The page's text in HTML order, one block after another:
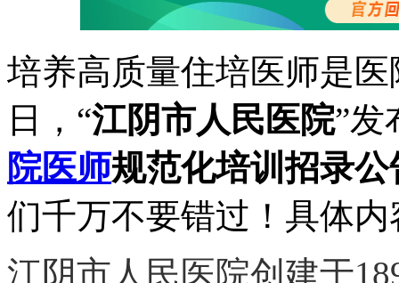
培养高质量住培医师是
日，“江阴市人民医院”发
院医师规范化培训招录公
们千万不要错过！具体
江阴市人民医院创建于